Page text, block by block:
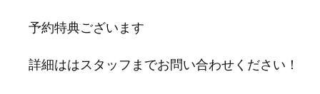
予約特典ございます
詳細ははスタッフまでお問い合わせください！